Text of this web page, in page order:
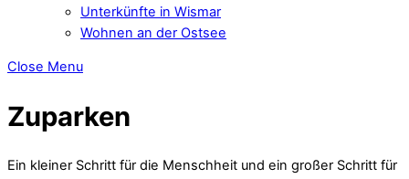
Unterkünfte in Wismar
Wohnen an der Ostsee
Close Menu
Zuparken
Ein kleiner Schritt für die Menschheit und ein großer Schritt für